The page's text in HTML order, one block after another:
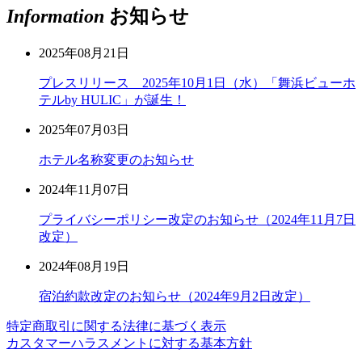
Information お知らせ
2025年08月21日
プレスリリース 2025年10月1日（水）「舞浜ビューホ
テルby HULIC」が誕生！
2025年07月03日
ホテル名称変更のお知らせ
2024年11月07日
プライバシーポリシー改定のお知らせ（2024年11月7日
改定）
2024年08月19日
宿泊約款改定のお知らせ（2024年9月2日改定）
特定商取引に関する法律に基づく表示
カスタマーハラスメントに対する基本方針